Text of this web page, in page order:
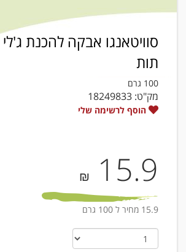
סוויטאנגו אבקה להכנת ג'לי
תות
100 גרם
מק"ט: 18249833
הוסף לרשימה שלי
15.9
₪
15.9 מחיר ל 100 גרם